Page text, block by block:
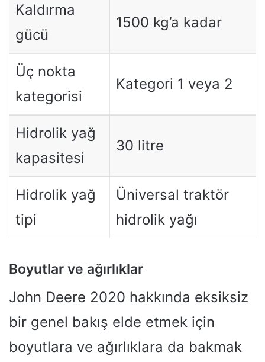
Kaldırma
gücü
1500 kg’a kadar
Üç nokta
kategorisi
Kategori 1 veya 2
Hidrolik yağ
kapasitesi
30 litre
Hidrolik yağ
tipi
Üniversal traktör
hidrolik yağı
Boyutlar ve ağırlıklar
John Deere 2020 hakkında eksiksiz
bir genel bakış elde etmek için
boyutlara ve ağırlıklara da bakmak